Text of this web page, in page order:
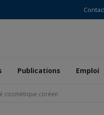
Publications Emploi
cosmétique coréen